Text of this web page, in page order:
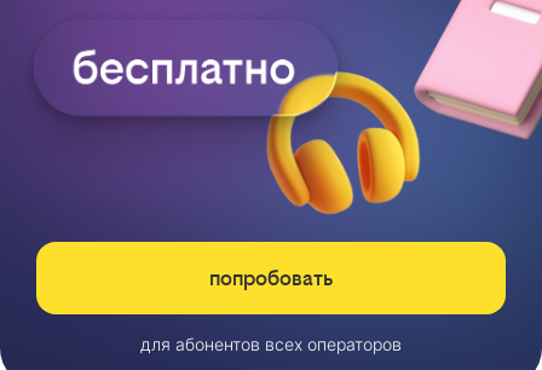
попробовать
для абонентов всех операторов